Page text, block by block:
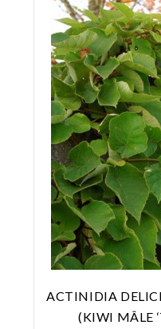
ACTINIDIA
(KIWI MÂLE